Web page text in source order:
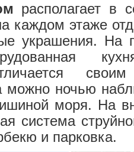
располагает в
каждом этаже
украшения. На
можно ночью
моря. На
система
и парковка.